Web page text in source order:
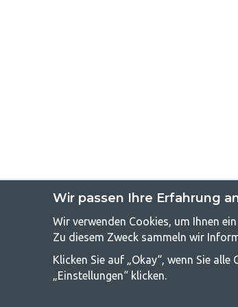
Camping kann entweder ein Lebensstil sein
Campingzubehör benötigen. Wir finden, dass
und Outdoor-Aktivitäten. Unser Ziel ist es, in
Wir passen Ihre Erfahrung
Wir verwenden Cookies, um Ihnen
Zu diesem Zweck sammeln wir
Klicken Sie auf „Okay“, wenn Sie
„Einstellungen“ klicken.